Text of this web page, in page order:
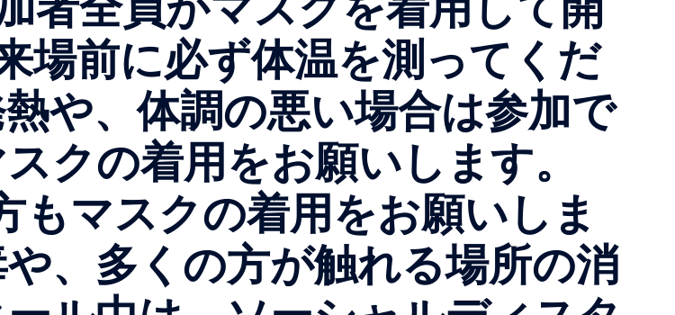
前に必ず体温を測ってくだ
や、体調の悪い場合は参加で
クの着用をお願いします。
マスクの着用をお願いしま
、多くの方が触れる場所の消